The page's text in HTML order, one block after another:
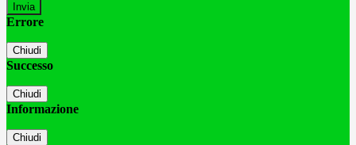
Errore
Chiudi
Successo
Chiudi
Informazione
Chiudi